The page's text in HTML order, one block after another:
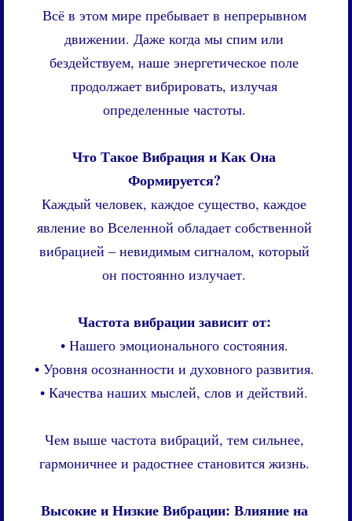
Всё в этом мире пребывает в непрерывном
движении. Даже когда мы спим или
бездействуем, наше энергетическое поле
продолжает вибрировать, излучая
определенные частоты.
Что Такое Вибрация и Как Она
Формируется?
Каждый человек, каждое существо, каждое
явление во Вселенной обладает собственной
вибрацией – невидимым сигналом, который
он постоянно излучает.
Частота вибрации зависит от:
• Нашего эмоционального состояния.
• Уровня осознанности и духовного развития.
• Качества наших мыслей, слов и действий.
Чем выше частота вибраций, тем сильнее,
гармоничнее и радостнее становится жизнь.
Высокие и Низкие Вибрации: Влияние на